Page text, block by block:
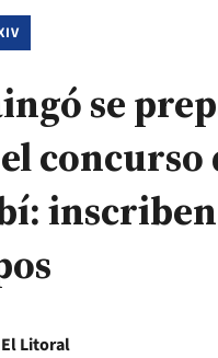
se
concurso
Litoral